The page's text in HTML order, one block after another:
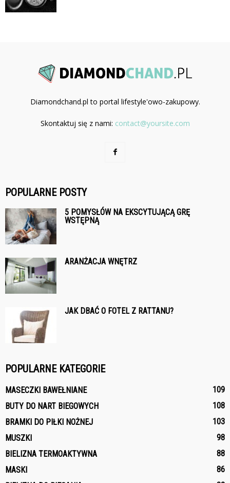
Diamondchand.pl to portal lifestyle'owo-zakupowy.
Skontaktuj się z nami: contact@yoursite.com
POPULARNE POSTY
5 POMYSŁÓW NA EKSCYTUJĄCĄ GRĘ
WSTĘPNĄ
ARANŻACJA WNĘTRZ
JAK DBAĆ O FOTEL Z RATTANU?
POPULARNE KATEGORIE
MASECZKI BAWEŁNIANE
109
BUTY DO NART BIEGOWYCH
108
BRAMKI DO PIŁKI NOŻNEJ
103
MUSZKI
98
BIELIZNA TERMOAKTYWNA
88
MASKI
86